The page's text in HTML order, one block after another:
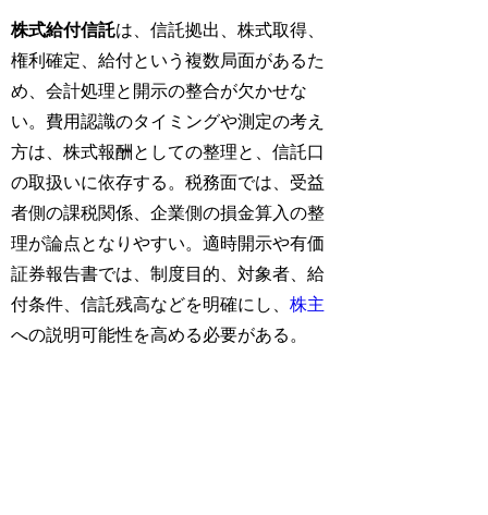
株式給付信託は、信託拠出、株式取得、
権利確定、給付という複数局面があるた
め、会計処理と開示の整合が欠かせな
い。費用認識のタイミングや測定の考え
方は、株式報酬としての整理と、信託口
の取扱いに依存する。税務面では、受益
者側の課税関係、企業側の損金算入の整
理が論点となりやすい。適時開示や有価
証券報告書では、制度目的、対象者、給
付条件、信託残高などを明確にし、株主
への説明可能性を高める必要がある。